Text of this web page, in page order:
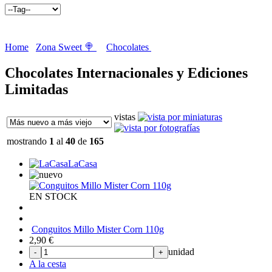
Home Zona Sweet 🍭 Chocolates
Chocolates Internacionales y Ediciones
Limitadas
vistas
mostrando 1 al 40 de 165
LaCasa
EN STOCK
Conguitos Millo Mister Corn 110g
2,90 €
- + unidad
A la cesta